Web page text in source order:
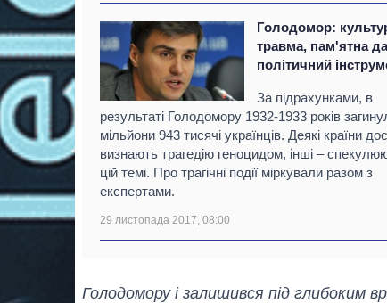
Голодомор:
травма, пам'ятна
політичний
За підрахунками, в
результаті Голодомору 1932-1933 років
мільйони 943 тисячі українців. Деякі країни
визнають трагедію геноцидом, інші –
цій темі. Про трагічні події міркували разом з
експертами.
29 листопада 2017, 08:00
Голодомору і залишився під глибоким